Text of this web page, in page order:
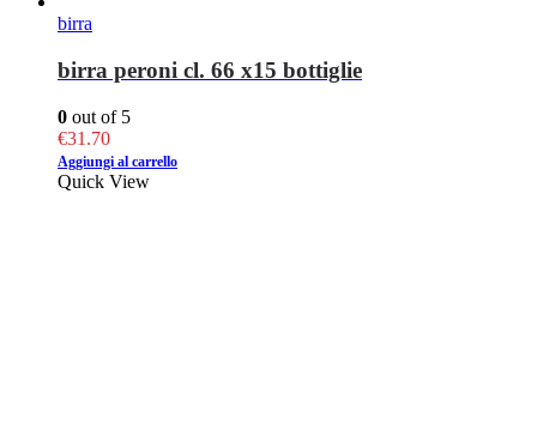
birra
birra peroni cl. 66 x15 bottiglie
0 out of 5
€31.70
Aggiungi al carrello
Quick View